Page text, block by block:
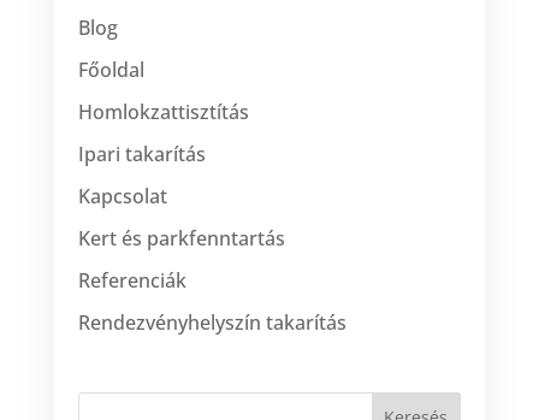
Blog
Főoldal
Homlokzattisztítás
Ipari takarítás
Kapcsolat
Kert és parkfenntartás
Referenciák
Rendezvényhelyszín takarítás